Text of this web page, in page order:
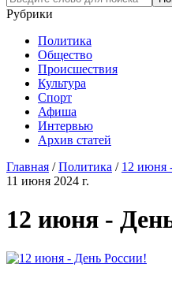
Рубрики
Политика
Общество
Проиcшествия
Культура
Спорт
Афиша
Интервью
Архив статей
Главная /Политика / 12 июня
11 июня 2024 г.
12 июня -